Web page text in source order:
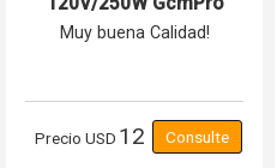
Muy buena Calidad!
Precio USD 12